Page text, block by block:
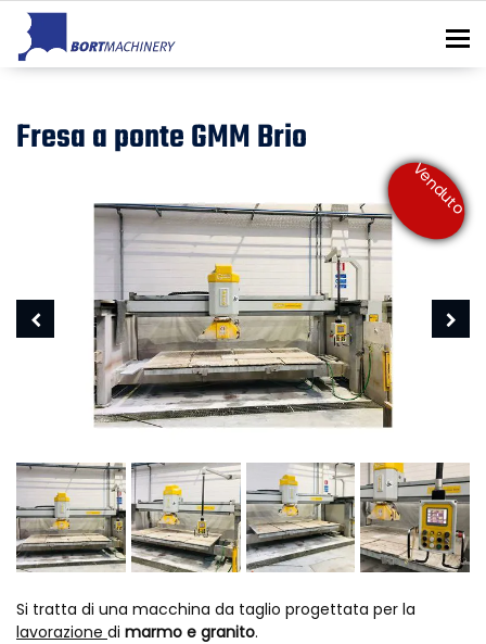
Fresa a ponte GMM Brio
Venduto
Si tratta di una macchina da taglio progettata per la
lavorazione di marmo e granito.